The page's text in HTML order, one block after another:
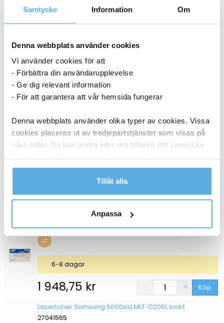
Samtycke Information Om
Denna webbplats använder cookies
Vi använder cookies för att
- Förbättra din användarupplevelse
- Ge dig relevant information
- För att garantera att vår hemsida fungerar
Denna webbplats använder olika typer av cookies. Vissa
cookies placeras ut av tredjepartstjänster som visas på
våra sidor. Du kan ändra eller dra tillbaka ditt samtycke
Läs mer i vår integritetspolicy om vilka vi är, hur du
kontaktar oss och på vilket sätt vi behandlar
Tillåt alla
Anpassa
Lasertoner Samsung CLP 620/670 4000sid CLT-C5082L
cyan
1 948,75kr
6-8 dagar
magenta
27041504
1 948,75kr Köp
Lasertoner Samsung 4000sid CLT-Y5082L gul
27041511
1 948,75 kr Köp
6-8 dagar
Lasertoner Samsung 5000sid MLT-D205L svart
27041565